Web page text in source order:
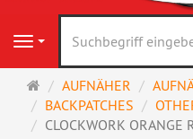
Navigation
Startseite
AUFNÄHER
BACKPATCHES
CLOCKWORK ORANGE